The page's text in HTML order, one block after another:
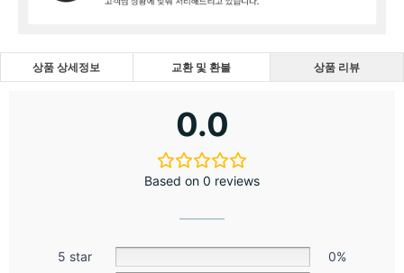
상품 상세정보 교환 및 환불 상품 리뷰
0.0
Based on 0 reviews
5 star
0%